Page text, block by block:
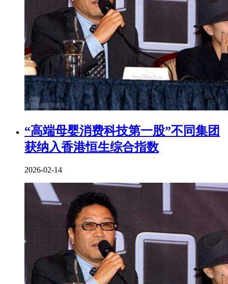
“高端母婴消费科技第一股”不同集团
获纳入香港恒生综合指数
2026-02-14